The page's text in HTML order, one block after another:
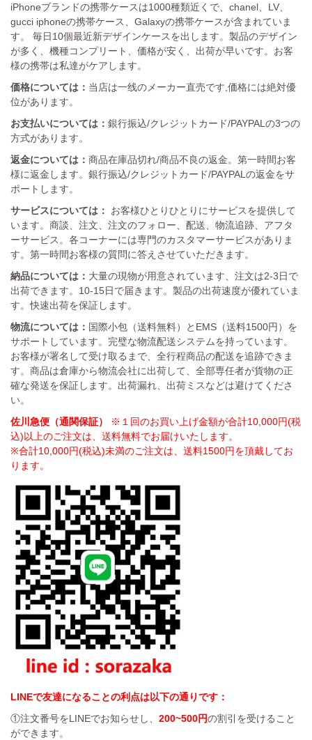
iPhoneブランドの携帯ケースは1000種類近くで、chanel、LV、
gucci iphoneの携帯ケース、Galaxyの携帯ケースが含まれていま
す。 毎日10個最近新デザインケースを出します。製品のデザイン
が多く、機種コンプリート、価格が安く、出荷が早いです。お客
様の携帯は私達がケアします。
価格については： 当店は一线のメーカー直売です,価格には絶対優
位があります。
お支払いについては： 銀行振込/クレジットカード/PAYPALの3つの
方式があります。
返金については： 商品在庫品切れ/商品不良の返金。第一時間お客
様に返金します。銀行振込/クレジットカード/PAYPALの返金をサ
ポートします。
サービスについては：
お客様ひとりひとりにサービスを提供して
います。商談、注文、注文のフォロー、配送、物流追跡、アフタ
ーサービス。各コーナーには専門のカスタマーサービスがありま
す。第一時間お客様の質問に答えさせていただきます。
納品については： 大量の現物が用意されています、注文は2-3日で
出荷できます。10-15日で届きます。製品の出荷速度が優れていま
す。快速出荷を保証します。
物流については： 国際小包（送料無料）とEMS（送料1500円）を
サポートしています。完璧な物流配送システムを持っています。
お客様が署名して受け取るまで、全行程商品の配送を追跡できま
す。商品は倉庫から物流会社に出荷して、全部専任者が貨物の正
確な発送を保証します。出荷漏れ、出荷ミスなどは避けてくださ
い。
佐川急便（通関保証）
※１回のお買い上げ金額が合計10,000円(税
込)以上のご注文は、送料無料でお届けいたします。
※合計10,000円(税込)未満のご注文は、送料1500円を頂戴してお
ります。
LINEで友達になることの利点は以下の通りです：
①注文番号をLINEでお知らせし、 200~500円の割引を受けること
ができます。